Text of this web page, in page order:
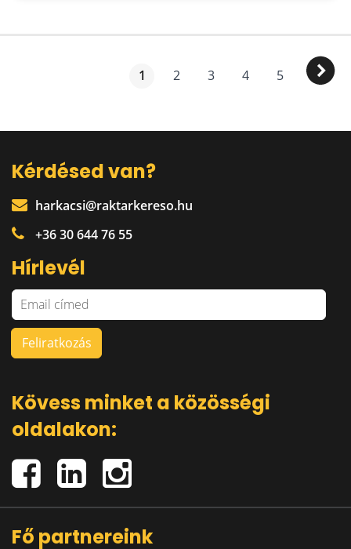
1 2 3 4 5
Kérdésed van?
harkacsi@raktarkereso.hu
+36 30 644 76 55
Hírlevél
Kövess minket a közösségi
oldalakon:
Fő partnereink